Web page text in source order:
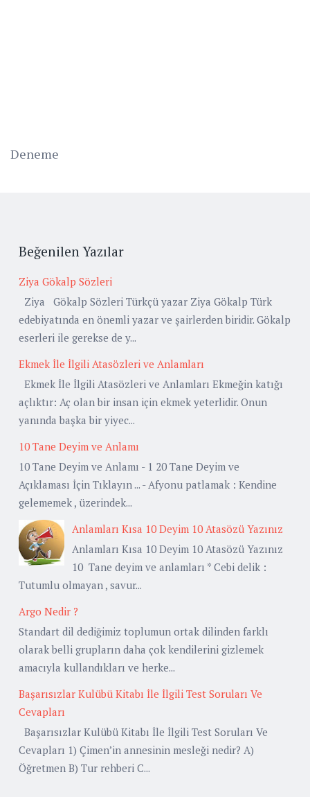
Deneme
Beğenilen Yazılar
Ziya Gökalp Sözleri
Ziya Gökalp Sözleri Türkçü yazar Ziya Gökalp Türk
edebiyatında en önemli yazar ve şairlerden biridir. Gökalp
eserleri ile gerekse de y...
Ekmek İle İlgili Atasözleri ve Anlamları
Ekmek İle İlgili Atasözleri ve Anlamları Ekmeğin katığı
açlıktır: Aç olan bir insan için ekmek yeterlidir. Onun
yanında başka bir yiyec...
10 Tane Deyim ve Anlamı
10 Tane Deyim ve Anlamı - 1 20 Tane Deyim ve
Açıklaması İçin Tıklayın ... - Afyonu patlamak : Kendine
gelememek , üzerindek...
Anlamları Kısa 10 Deyim 10 Atasözü Yazınız
Anlamları Kısa 10 Deyim 10 Atasözü Yazınız
10 Tane deyim ve anlamları * Cebi delik :
Tutumlu olmayan , savur...
Argo Nedir ?
Standart dil dediğimiz toplumun ortak dilinden farklı
olarak belli grupların daha çok kendilerini gizlemek
amacıyla kullandıkları ve herke...
Başarısızlar Kulübü Kitabı İle İlgili Test Soruları Ve
Cevapları
Başarısızlar Kulübü Kitabı İle İlgili Test Soruları Ve
Cevapları 1) Çimen’in annesinin mesleği nedir? A)
Öğretmen B) Tur rehberi C...